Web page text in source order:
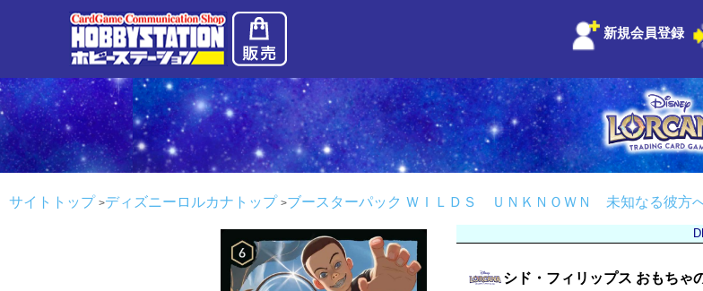
新規会員登録
サイトトップ ディズニーロルカナトップ ブースターパック ＷＩＬＤＳ ＵＮＫＮＯＷＮ 未知なる彼方
シド・フィリップス おもちゃ